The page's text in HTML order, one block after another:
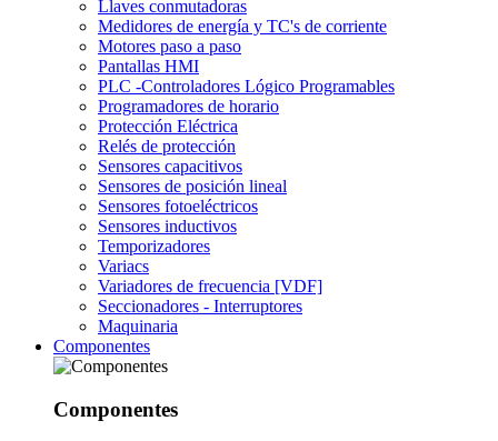
Llaves conmutadoras
Medidores de energía y TC's de corriente
Motores paso a paso
Pantallas HMI
PLC -Controladores Lógico Programables
Programadores de horario
Protección Eléctrica
Relés de protección
Sensores capacitivos
Sensores de posición lineal
Sensores fotoeléctricos
Sensores inductivos
Temporizadores
Variacs
Variadores de frecuencia [VDF]
Seccionadores - Interruptores
Maquinaria
Componentes
Componentes